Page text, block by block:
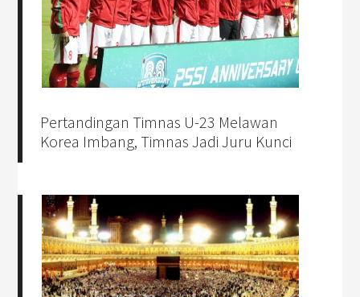
Pertandingan Timnas U-23 Melawan
Korea Imbang, Timnas Jadi Juru Kunci